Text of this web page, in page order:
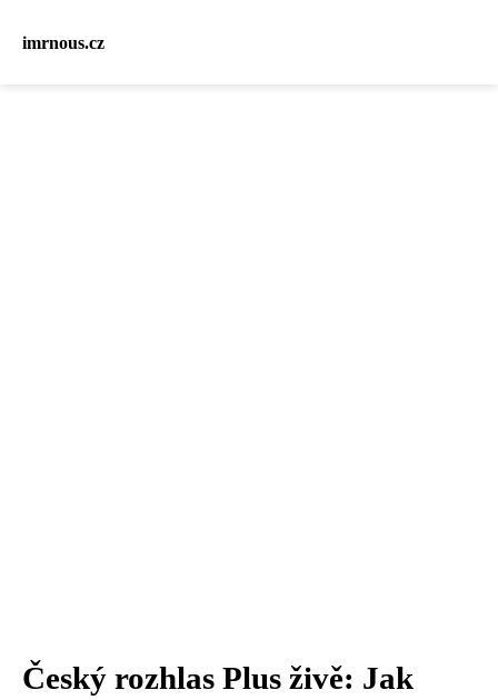
imrnous.cz
Český rozhlas Plus živě: Jak